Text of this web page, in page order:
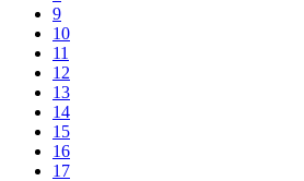
9
10
11
12
13
14
15
16
17